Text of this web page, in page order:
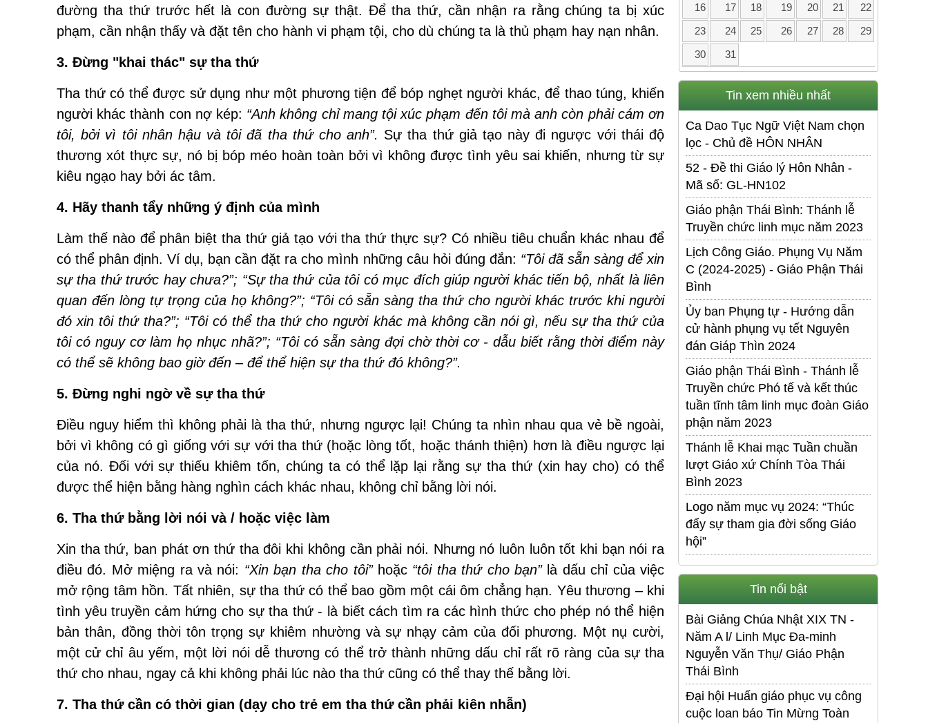
đường tha thứ trước hết là con đường sự thật. Để tha thứ, cần nhận ra rằng chúng ta bị xúc
phạm, cần nhận thấy và đặt tên cho hành vi phạm tội, cho dù chúng ta là thủ phạm hay nạn nhân.
3. Đừng "khai thác" sự tha thứ
Tha thứ có thể được sử dụng như một phương tiện để bóp nghẹt người khác, để thao túng, khiến
người khác thành con nợ kép: “Anh không chỉ mang tội xúc phạm đến tôi mà anh còn phải cám ơn
tôi, bởi vì tôi nhân hậu và tôi đã tha thứ cho anh”. Sự tha thứ giả tạo này đi ngược với thái độ
thương xót thực sự, nó bị bóp méo hoàn toàn bởi vì không được tình yêu sai khiến, nhưng từ sự
kiêu ngạo hay bởi ác tâm.
4. Hãy thanh tẩy những ý định của mình
Làm thế nào để phân biệt tha thứ giả tạo với tha thứ thực sự? Có nhiều tiêu chuẩn khác nhau để
có thể phân định. Ví dụ, bạn cần đặt ra cho mình những câu hỏi đúng đắn: “Tôi đã sẵn sàng để xin
sự tha thứ trước hay chưa?”; “Sự tha thứ của tôi có mục đích giúp người khác tiến bộ, nhất là liên
quan đến lòng tự trọng của họ không?”; “Tôi có sẵn sàng tha thứ cho người khác trước khi người
đó xin tôi thứ tha?”; “Tôi có thể tha thứ cho người khác mà không cần nói gì, nếu sự tha thứ của
tôi có nguy cơ làm họ nhục nhã?”; “Tôi có sẵn sàng đợi chờ thời cơ - dẫu biết rằng thời điểm này
có thể sẽ không bao giờ đến – để thể hiện sự tha thứ đó không?”.
5. Đừng nghi ngờ về sự tha thứ
Điều nguy hiểm thì không phải là tha thứ, nhưng ngược lại! Chúng ta nhìn nhau qua vẻ bề ngoài,
bởi vì không có gì giống với sự với tha thứ (hoặc lòng tốt, hoặc thánh thiện) hơn là điều ngược lại
của nó. Đối với sự thiếu khiêm tốn, chúng ta có thể lặp lại rằng sự tha thứ (xin hay cho) có thể
được thể hiện bằng hàng nghìn cách khác nhau, không chỉ bằng lời nói.
6. Tha thứ bằng lời nói và / hoặc việc làm
Xin tha thứ, ban phát ơn thứ tha đôi khi không cần phải nói. Nhưng nó luôn luôn tốt khi bạn nói ra
điều đó. Mở miệng ra và nói: “Xin bạn tha cho tôi”hoặc “tôi tha thứ cho bạn” là dấu chỉ của việc
mở rộng tâm hồn. Tất nhiên, sự tha thứ có thể bao gồm một cái ôm chẳng hạn. Yêu thương – khi
tình yêu truyền cảm hứng cho sự tha thứ - là biết cách tìm ra các hình thức cho phép nó thể hiện
bản thân, đồng thời tôn trọng sự khiêm nhường và sự nhạy cảm của đối phương. Một nụ cười,
một cử chỉ âu yếm, một lời nói dễ thương có thể trở thành những dấu chỉ rất rõ ràng của sự tha
thứ cho nhau, ngay cả khi không phải lúc nào tha thứ cũng có thể thay thế bằng lời.
7. Tha thứ cần có thời gian (dạy cho trẻ em tha thứ cần phải kiên nhẫn)
16
17 18 19 20 21
22
23
24 25 26 27 28
29
30
31
Tin xem nhiều nhất
Ca Dao Tục Ngữ Việt Nam chọn
lọc - Chủ đề HÔN NHÂN
52 - Đề thi Giáo lý Hôn Nhân -
Mã số: GL-HN102
Giáo phận Thái Bình: Thánh lễ
Truyền chức linh mục năm 2023
Lịch Công Giáo. Phụng Vụ Năm
C (2024-2025) - Giáo Phận Thái
Bình
Ủy ban Phụng tự - Hướng dẫn
cử hành phụng vụ tết Nguyên
đán Giáp Thìn 2024
Giáo phận Thái Bình - Thánh lễ
Truyền chức Phó tế và kết thúc
tuần tĩnh tâm linh mục đoàn Giáo
phận năm 2023
Thánh lễ Khai mạc Tuần chuần
lượt Giáo xứ Chính Tòa Thái
Bình 2023
Logo năm mục vụ 2024: “Thúc
đẩy sự tham gia đời sống Giáo
hội”
Tin nổi bật
Bài Giảng Chúa Nhật XIX TN -
Năm A l/ Linh Mục Đa-minh
Nguyễn Văn Thụ/ Giáo Phận
Thái Bình
Đại hội Huấn giáo phục vụ công
cuộc loan báo Tin Mừng Toàn